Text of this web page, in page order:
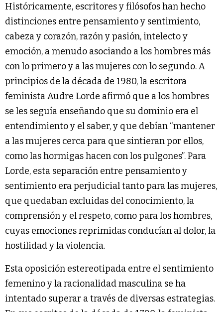
Históricamente, escritores y filósofos han hecho
distinciones entre pensamiento y sentimiento,
cabeza y corazón, razón y pasión, intelecto y
emoción, a menudo asociando a los hombres más
con lo primero y a las mujeres con lo segundo. A
principios de la década de 1980, la escritora
feminista Audre Lorde afirmó que a los hombres
se les seguía enseñando que su dominio era el
entendimiento y el saber, y que debían “mantener
a las mujeres cerca para que sintieran por ellos,
como las hormigas hacen con los pulgones”. Para
Lorde, esta separación entre pensamiento y
sentimiento era perjudicial tanto para las mujeres,
que quedaban excluidas del conocimiento, la
comprensión y el respeto, como para los hombres,
cuyas emociones reprimidas conducían al dolor, la
hostilidad y la violencia.
Esta oposición estereotipada entre el sentimiento
femenino y la racionalidad masculina se ha
intentado superar a través de diversas estrategias.